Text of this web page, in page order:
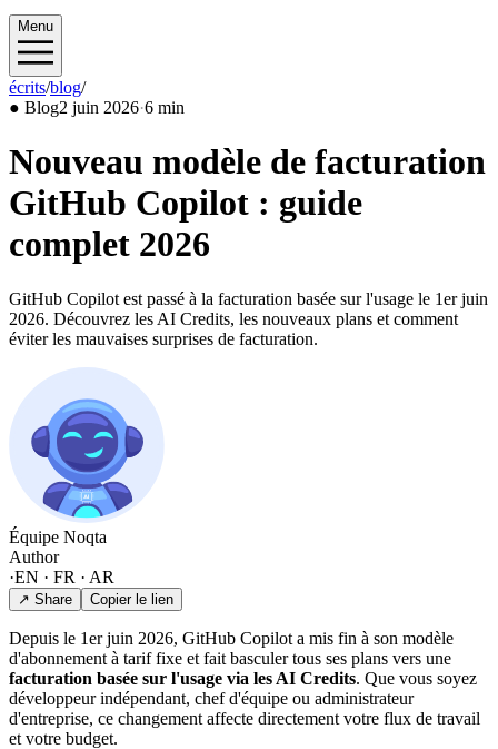
Menu
écrits/blog/2026/06
● Blog2 juin 2026·6 min
Nouveau modèle de facturation
GitHub Copilot : guide
complet 2026
GitHub Copilot est passé à la facturation basée sur l'usage le 1er juin
2026. Découvrez les AI Credits, les nouveaux plans et comment
éviter les mauvaises surprises de facturation.
Équipe Noqta
Author
·EN · FR · AR
↗ Share Copier le lien
Depuis le 1er juin 2026, GitHub Copilot a mis fin à son modèle
d'abonnement à tarif fixe et fait basculer tous ses plans vers une
facturation basée sur l'usage via les AI Credits. Que vous soyez
développeur indépendant, chef d'équipe ou administrateur
d'entreprise, ce changement affecte directement votre flux de travail
et votre budget.